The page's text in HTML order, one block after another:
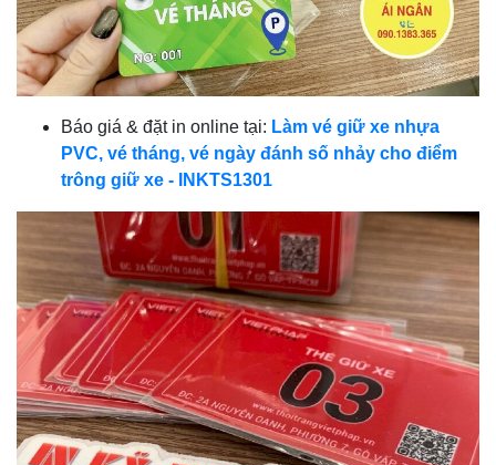
Báo giá & đặt in online tại: Làm vé giữ xe nhựa
PVC, vé tháng, vé ngày đánh số nhảy cho điểm
trông giữ xe - INKTS1301